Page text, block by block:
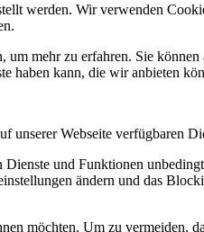
werden. Wir verwenden
mehr zu erfahren. Sie
haben kann, die wir anbieten
unserer Webseite verfügbaren
und Funktionen
ändern und das
möchten. Um zu vermeiden,